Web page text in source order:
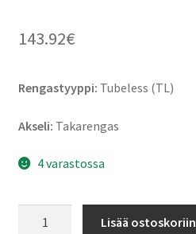
143.92€
Rengastyyppi: Tubeless (TL)
Akseli: Takarengas
4 varastossa
Lisää ostoskoriin